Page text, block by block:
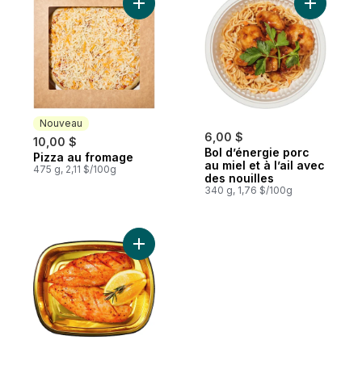
Nouveau
10,00 $
Nouveau
Pizza au fromage
475 g, 2,11 $/100g
Ajouter Pizza au fromage au panier
6,00 $
Bol d’énergie porc
au miel et à l’ail avec
des nouilles
340 g, 1,76 $/100g
Ajouter
Ajouter Plat de poitrines de poulet